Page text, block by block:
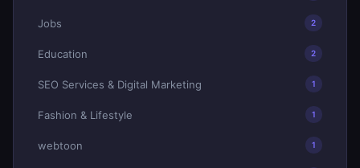
Jobs 2
Education 2
SEO Services & Digital Marketing 1
Fashion & Lifestyle 1
webtoon 1